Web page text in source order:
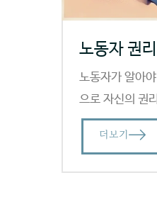
노동자 권리
노동자가 알아
으로 자신의 권
더보기